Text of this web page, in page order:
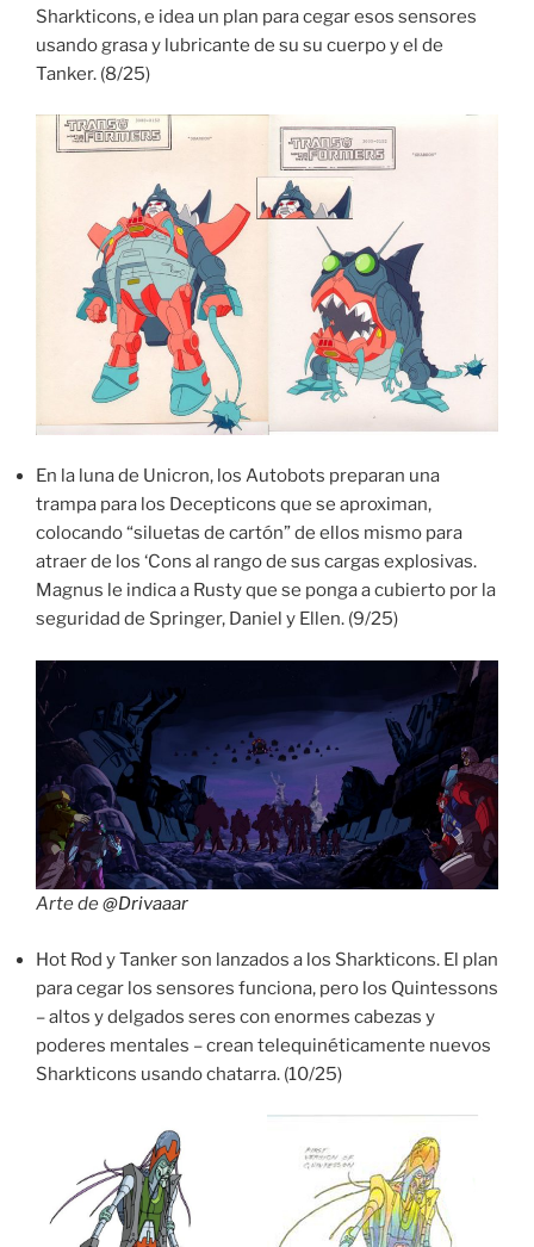
Sharkticons, e idea un plan para cegar esos sensores
usando grasa y lubricante de su su cuerpo y el de
Tanker. (8/25)
En la luna de Unicron, los Autobots preparan una
trampa para los Decepticons que se aproximan,
colocando “siluetas de cartón” de ellos mismo para
atraer de los ‘Cons al rango de sus cargas explosivas.
Magnus le indica a Rusty que se ponga a cubierto por la
seguridad de Springer, Daniel y Ellen. (9/25)
Arte de@Drivaaar
Hot Rod y Tanker son lanzados a los Sharkticons. El plan
para cegar los sensores funciona, pero los Quintessons
– altos y delgados seres con enormes cabezas y
poderes mentales – crean telequinéticamente nuevos
Sharkticons usando chatarra. (10/25)